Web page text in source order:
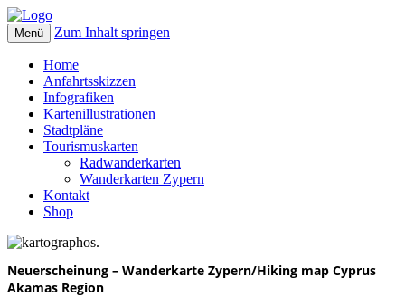
kartographos.
Ihr Weg zur individuellen Landkarte.
Menü Zum Inhalt springen
Home
Anfahrtsskizzen
Infografiken
Kartenillustrationen
Stadtpläne
Tourismuskarten
Radwanderkarten
Wanderkarten Zypern
Kontakt
Shop
Neuerscheinung – Wanderkarte Zypern/Hiking map Cyprus
Akamas Region